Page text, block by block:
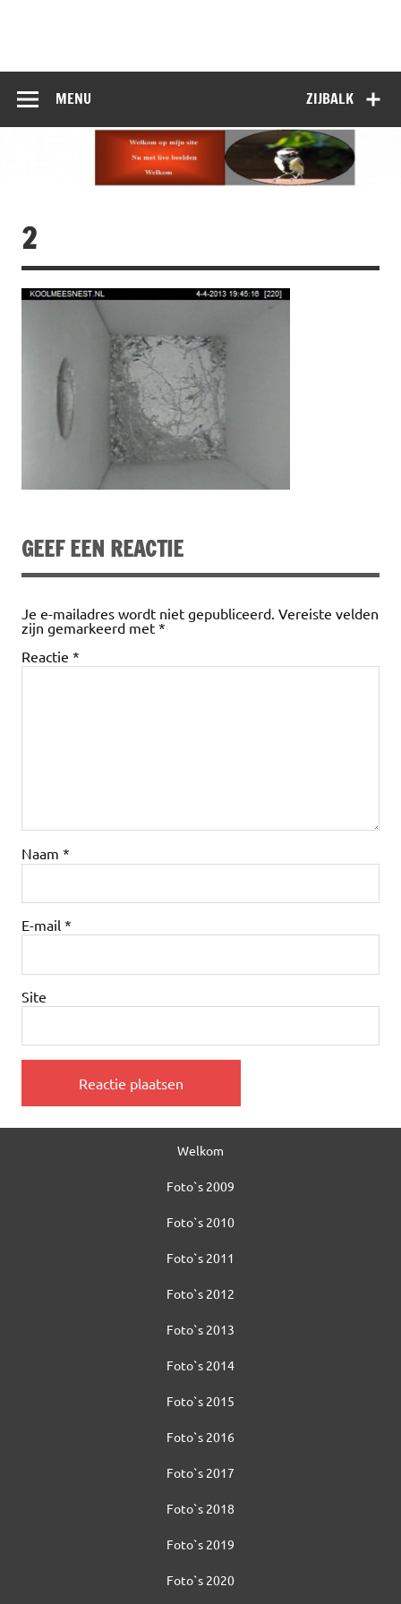
ZIJBALK
MENU
2
GEEF EEN REACTIE
Je e-mailadres wordt niet gepubliceerd. Vereiste velden
zijn gemarkeerd met *
Reactie *
Naam *
E-mail *
Site
Welkom
Foto`s 2009
Foto`s 2010
Foto`s 2011
Foto`s 2012
Foto`s 2013
Foto`s 2014
Foto`s 2015
Foto`s 2016
Foto`s 2017
Foto`s 2018
Foto`s 2019
Foto`s 2020